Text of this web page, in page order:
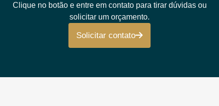
Clique no botão e entre em contato para tirar dúvidas ou
solicitar um orçamento.
Solicitar contato